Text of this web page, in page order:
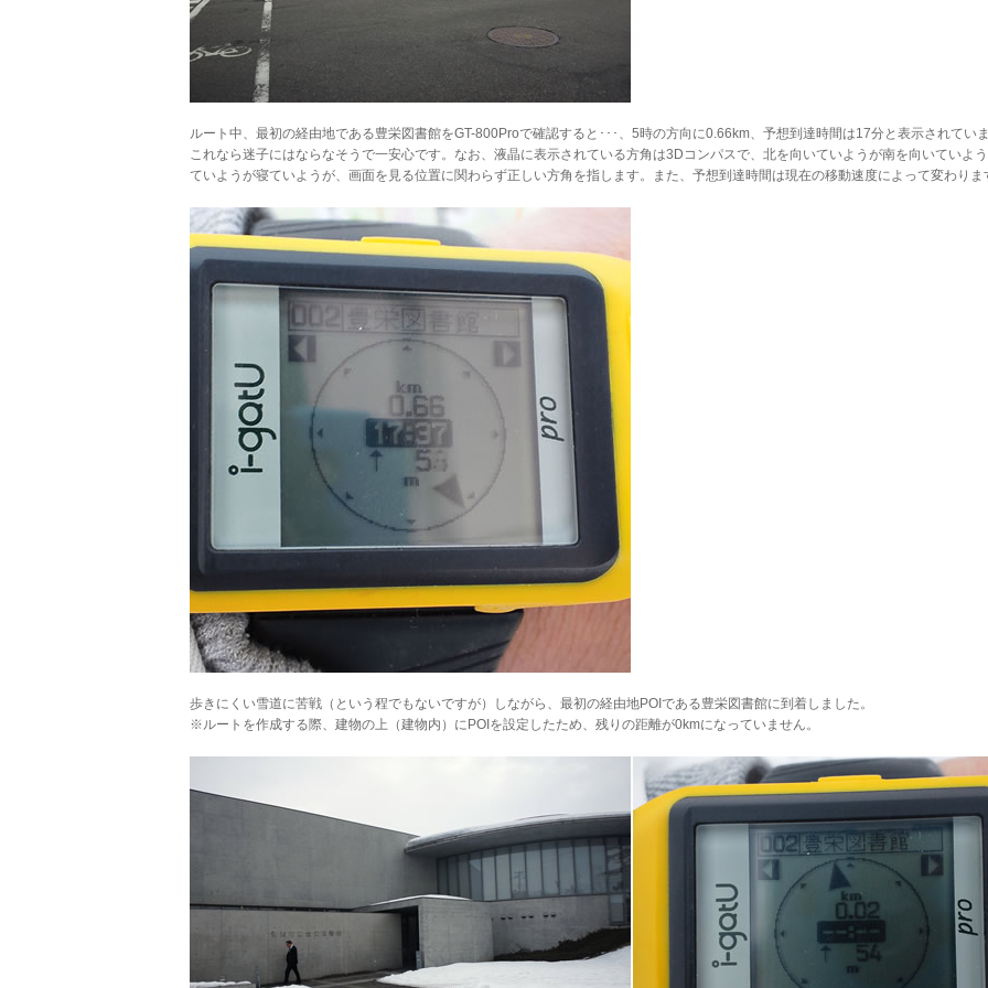
ルート中、最初の経由地である豊栄図書館をGT-800Proで確認すると･･･、5時の方向に0.66km、予想到達時間は17分と表示されていま
これなら迷子にはならなそうで一安心です。なお、液晶に表示されている方角は3Dコンパスで、北を向いていようが南を向いていよ
ていようが寝ていようが、画面を見る位置に関わらず正しい方角を指します。また、予想到達時間は現在の移動速度によって変わりま
歩きにくい雪道に苦戦（という程でもないですが）しながら、最初の経由地POIである豊栄図書館に到着しました。
※ルートを作成する際、建物の上（建物内）にPOIを設定したため、残りの距離が0kmになっていません。